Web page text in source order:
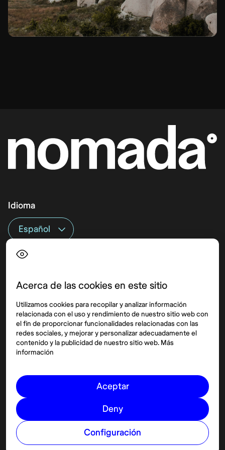
Acerca de las cookies en este sitio
Utilizamos cookies para recopilar y analizar información
relacionada con el uso y rendimiento de nuestro sitio web con
el fin de proporcionar funcionalidades relacionadas con las
redes sociales, y mejorar y personalizar adecuadamente el
contenido y la publicidad de nuestro sitio web. Más
información
Aceptar
Deny
Configuración
Idioma
Top destinos
México
España
Destinos
Síguenos
Pinterest
© 2026 Nomadaº
CookiesTérminos y condicionesPolítica de privacidad